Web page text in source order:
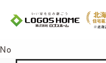
Cookie を使用して、
No